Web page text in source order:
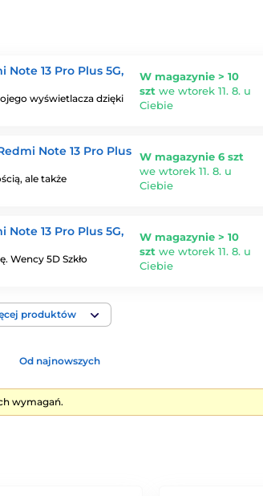
13 Pro Plus 5G,
wyświetlacza dzięki
W magazynie > 10
szt we wtorek 11. 8. u
Ciebie
Note 13 Pro Plus
ale także
W magazynie 6 szt
we wtorek 11. 8. u
Ciebie
13 Pro Plus 5G,
Wency 5D Szkło
W magazynie > 10
szt we wtorek 11. 8. u
Ciebie
produktów
Od najnowszych
wymagań.